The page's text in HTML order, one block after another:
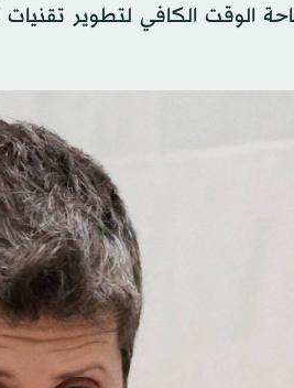
الوقت الكافي لتطوير